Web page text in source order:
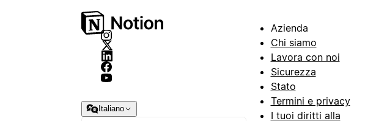
Italiano
Azienda
Chi siamo
Lavora con noi
Sicurezza
Stato
Termini e privacy
I tuoi diritti alla